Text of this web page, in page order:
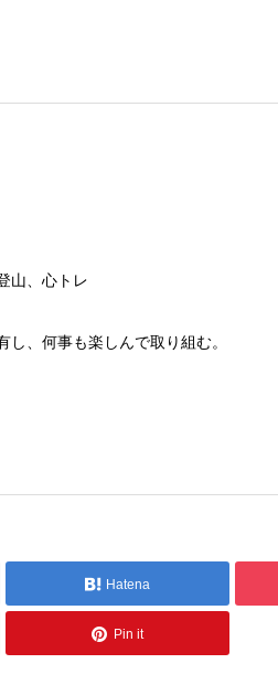
山、心トレ
、何事も楽しんで取り組む。
Hatena
Pin it